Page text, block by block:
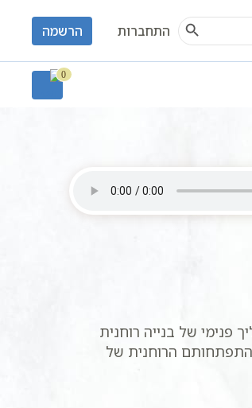
Search Button
התחברות הרשמה
0
פנימי של בנייה רוחנית
הרוחנית של